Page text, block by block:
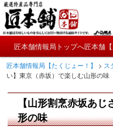
メ
イ
ン
ン
テ
ン
匠本舗情報局
かにやおせちについてのお
ン
メ
メ
イ
ン
コ
匠本舗情報局トップへ匠本舗
匠本舗情報局【たくじょー！】 > ス
い】東京（赤坂）で楽しむ山形の味
【山形割烹赤坂あ
形の味